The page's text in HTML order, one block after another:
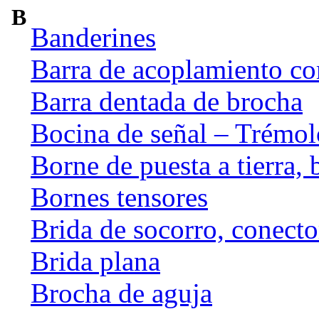
B
Banderines
Barra de acoplamiento
Barra dentada de brocha
Bocina de señal –
Borne de puesta a tierra,
Bornes tensores
Brida de socorro,
Brida plana
Brocha de aguja